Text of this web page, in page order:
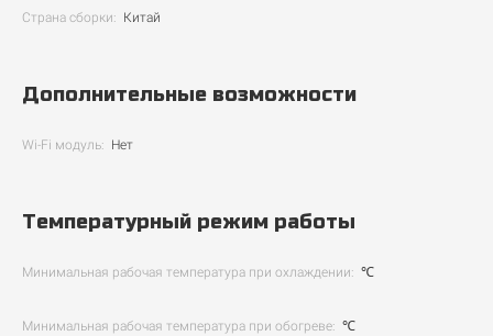
Страна сборки: Китай
Дополнительные возможности
Wi-Fi модуль: Нет
Температурный режим работы
Минимальная рабочая температура при охлаждении: ℃
Минимальная рабочая температура при обогреве: ℃